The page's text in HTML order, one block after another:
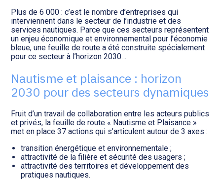
Audit légal
Gestion de patrimoine
Transition numérique
Analyse et tableau de bord :
WAIBI
humaines : SILAE
Plus de 6 000 : c’est le nombre d’entreprises qui
interviennent dans le secteur de l’industrie et des
services nautiques. Parce que ces secteurs représentent
un enjeu économique et environnemental pour l’économie
bleue, une feuille de route a été construite spécialement
pour ce secteur à l’horizon 2030…
Nautisme et plaisance : horizon
2030 pour des secteurs dynamiques
Fruit d’un travail de collaboration entre les acteurs publics
et privés, la feuille de route « Nautisme et Plaisance »
met en place 37 actions qui s’articulent autour de 3 axes :
transition énergétique et environnementale ;
attractivité de la filière et sécurité des usagers ;
attractivité des territoires et développement des
pratiques nautiques.